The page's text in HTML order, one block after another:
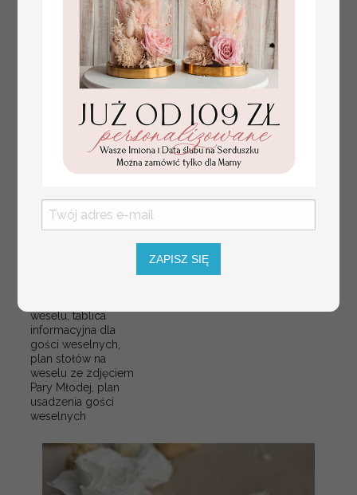
weselu, tablica
informacyjna dla
gości weselnych,
plan stołów na
weselu ze zdjęciem
Pary Młodej, plan
usadzenia gości
weselnych
ZAPISZ SIĘ